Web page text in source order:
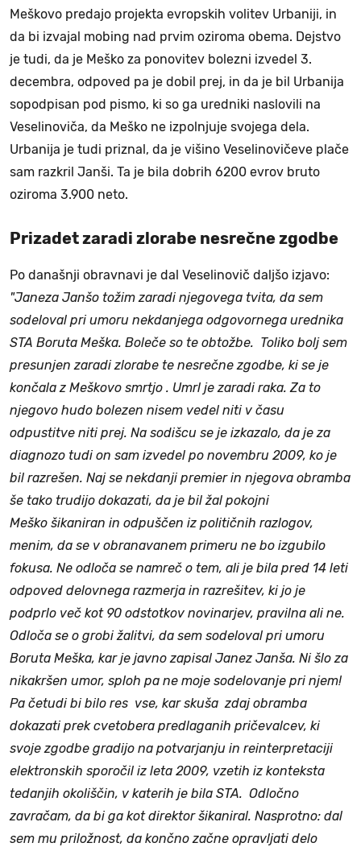
Meškovo predajo projekta evropskih volitev Urbaniji, in
da bi izvajal mobing nad prvim oziroma obema. Dejstvo
je tudi, da je Meško za ponovitev bolezni izvedel 3.
decembra, odpoved pa je dobil prej, in da je bil Urbanija
sopodpisan pod pismo, ki so ga uredniki naslovili na
Veselinoviča, da Meško ne izpolnjuje svojega dela.
Urbanija je tudi priznal, da je višino Veselinovičeve plače
sam razkril Janši. Ta je bila dobrih 6200 evrov bruto
oziroma 3.900 neto.
Prizadet zaradi zlorabe nesrečne zgodbe
Po današnji obravnavi je dal Veselinovič daljšo izjavo:
"Janeza Janšo tožim zaradi njegovega tvita, da sem
sodeloval pri umoru nekdanjega odgovornega urednika
STA Boruta Meška. Boleče so te obtožbe. Toliko bolj sem
presunjen zaradi zlorabe te nesrečne zgodbe, ki se je
končala z Meškovo smrtjo . Umrl je zaradi raka. Za to
njegovo hudo bolezen nisem vedel niti v času
odpustitve niti prej. Na sodišcu se je izkazalo, da je za
diagnozo tudi on sam izvedel po novembru 2009, ko je
bil razrešen. Naj se nekdanji premier in njegova obramba
še tako trudijo dokazati, da je bil žal pokojni
Meško šikaniran in odpuščen iz političnih razlogov,
menim, da se v obranavanem primeru ne bo izgubilo
fokusa. Ne odloča se namreč o tem, ali je bila pred 14 leti
odpoved delovnega razmerja in razrešitev, ki jo je
podprlo več kot 90 odstotkov novinarjev, pravilna ali ne.
Odloča se o grobi žalitvi, da sem sodeloval pri umoru
Boruta Meška, kar je javno zapisal Janez Janša. Ni šlo za
nikakršen umor, sploh pa ne moje sodelovanje pri njem!
Pa četudi bi bilo res vse, kar skuša zdaj obramba
dokazati prek cvetobera predlaganih pričevalcev, ki
svoje zgodbe gradijo na potvarjanju in reinterpretaciji
elektronskih sporočil iz leta 2009, vzetih iz konteksta
tedanjih okoliščin, v katerih je bila STA. Odločno
zavračam, da bi ga kot direktor šikaniral. Nasprotno: dal
sem mu priložnost, da končno začne opravljati delo